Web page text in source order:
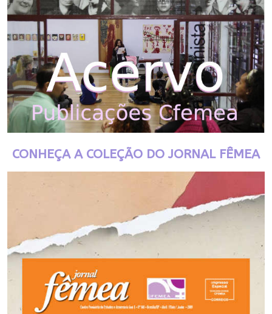
CONHEÇA A COLEÇÃO DO JORNAL FÊMEA